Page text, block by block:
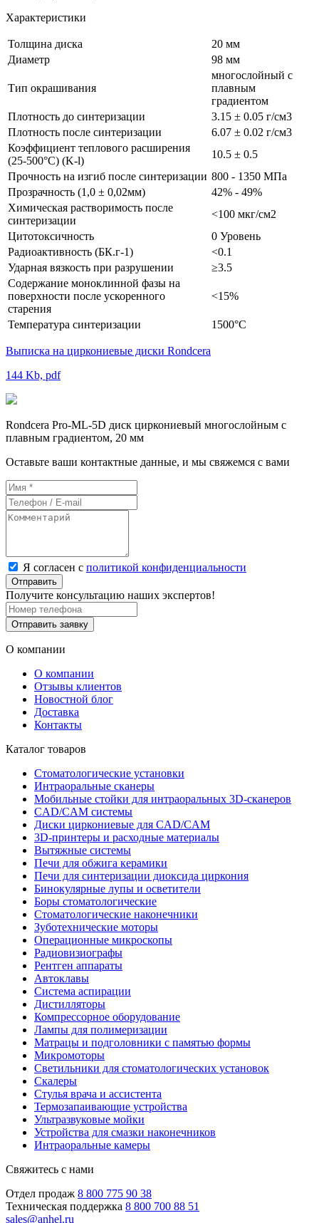
Характеристики
Толщина диска
20 мм
Диаметр
98 мм
Тип окрашивания
многослойный с
плавным
градиентом
Плотность до синтеризации
3.15 ± 0.05 г/см3
Плотность после синтеризации
6.07 ± 0.02 г/см3
Коэффициент теплового расширения
(25-500°C) (K-l)
10.5 ± 0.5
Прочность на изгиб после синтеризации 800 - 1350 МПа
Прозрачность (1,0 ± 0,02мм)
42% - 49%
Химическая растворимость после
синтеризации
<100 мкг/см2
Цитотоксичность
0 Уровень
Радиоактивность (БК.г-1)
<0.1
Ударная вязкость при разрушении
≥3.5
Содержание моноклинной фазы на
поверхности после ускоренного
старения
<15%
Температура синтеризации 1500°C
Выписка на циркониевые диски Rondcera
144 Kb, pdf
Rondcera Pro-ML-5D диск циркониевый многослойным с
плавным градиентом, 20 мм
Оставьте ваши контактные данные, и мы свяжемся с вами
Я согласен с политикой конфиденциальности
Отправить
Получите консультацию наших экспертов!
Отправить заявку
О компании
О компании
Отзывы клиентов
Новостной блог
Доставка
Контакты
Каталог товаров
Стоматологические установки
Интраоральные сканеры
Мобильные стойки для интраоральных 3D-сканеров
CAD/CAM системы
Диски циркониевые для CAD/CAM
3D-принтеры и расходные материалы
Вытяжные системы
Печи для обжига керамики
Печи для синтеризации диоксида циркония
Бинокулярные лупы и осветители
Боры стоматологические
Стоматологические наконечники
Зуботехнические моторы
Операционные микроскопы
Радиовизиографы
Рентген аппараты
Автоклавы
Система аспирации
Дистилляторы
Компрессорное оборудование
Лампы для полимеризации
Матрацы и подголовники с памятью формы
Микромоторы
Светильники для стоматологических установок
Скалеры
Стулья врача и ассистента
Термозапаивающие устройства
Ультразвуковые мойки
Устройства для смазки наконечников
Интраоральные камеры
Свяжитесь с нами
Отдел продаж 8 800 775 90 38
Техническая поддержка 8 800 700 88 51
sales@anhel.ru